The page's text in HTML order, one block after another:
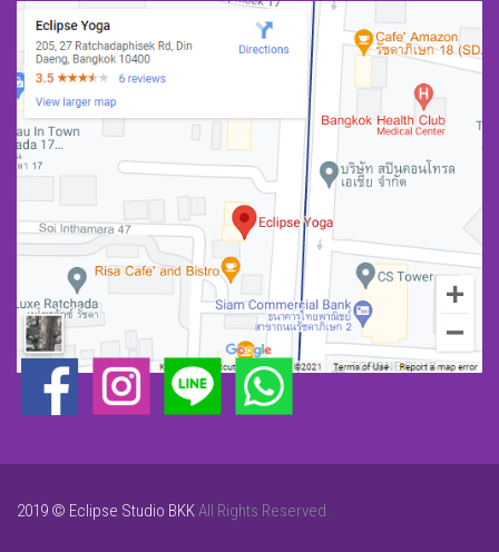
2019 © Eclipse Studio BKKAll Rights Reserved.